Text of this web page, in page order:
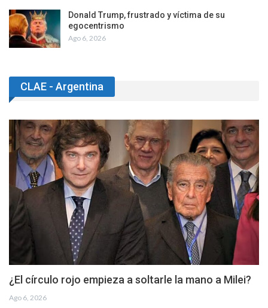
Donald Trump, frustrado y víctima de su
egocentrismo
Ago 6, 2026
CLAE - Argentina
¿El círculo rojo empieza a soltarle la mano a Milei?
Ago 6, 2026